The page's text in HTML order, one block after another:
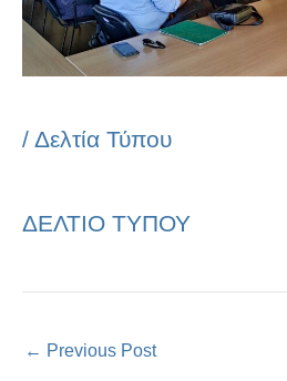
/ Δελτία Τύπου
ΔΕΛΤΙΟ ΤΥΠΟΥ
← Previous Post